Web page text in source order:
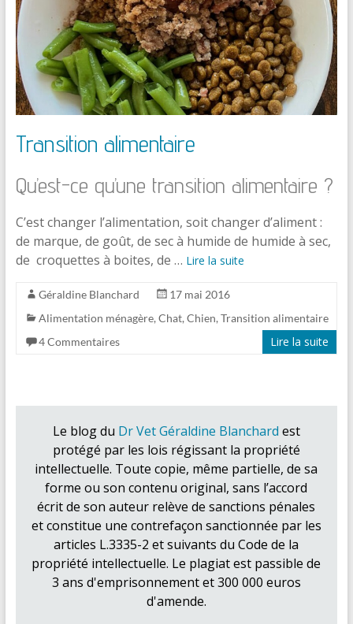
Transition alimentaire
Qu’est-ce qu’une transition alimentaire ?
C’est changer l’alimentation, soit changer d’aliment :
de marque, de goût, de sec à humide de humide à sec,
de croquettes à boites, de … Lire la suite
Géraldine Blanchard
17 mai 2016
Alimentation ménagère, Chat, Chien, Transition alimentaire
4 Commentaires
Lire la suite
Le blog du Dr Vet Géraldine Blanchard est
protégé par les lois régissant la propriété
intellectuelle. Toute copie, même partielle, de sa
forme ou son contenu original, sans l’accord
écrit de son auteur relève de sanctions pénales
et constitue une contrefaçon sanctionnée par les
articles L.3335-2 et suivants du Code de la
propriété intellectuelle. Le plagiat est passible de
3 ans d'emprisonnement et 300 000 euros
d'amende.